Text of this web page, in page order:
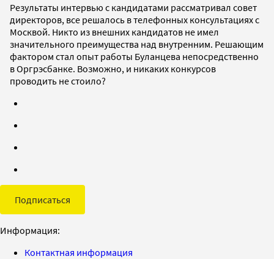
Результаты интервью с кандидатами рассматривал совет
директоров, все решалось в телефонных консультациях с
Москвой. Никто из внешних кандидатов не имел
значительного преимущества над внутренним. Решающим
фактором стал опыт работы Буланцева непосредственно
в Оргрэсбанке. Возможно, и никаких конкурсов
проводить не стоило?
Подписаться
Информация:
Контактная информация